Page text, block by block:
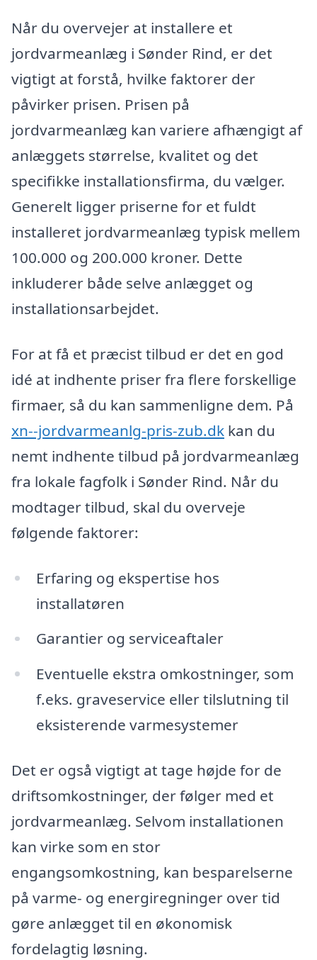
Når du overvejer at installere et
jordvarmeanlæg i Sønder Rind, er det
vigtigt at forstå, hvilke faktorer der
påvirker prisen. Prisen på
jordvarmeanlæg kan variere afhængigt af
anlæggets størrelse, kvalitet og det
specifikke installationsfirma, du vælger.
Generelt ligger priserne for et fuldt
installeret jordvarmeanlæg typisk mellem
100.000 og 200.000 kroner. Dette
inkluderer både selve anlægget og
installationsarbejdet.
For at få et præcist tilbud er det en god
idé at indhente priser fra flere forskellige
firmaer, så du kan sammenligne dem. På
xn--jordvarmeanlg-pris-zub.dk kan du
nemt indhente tilbud på jordvarmeanlæg
fra lokale fagfolk i Sønder Rind. Når du
modtager tilbud, skal du overveje
følgende faktorer:
Erfaring og ekspertise hos
installatøren
Garantier og serviceaftaler
Eventuelle ekstra omkostninger, som
f.eks. graveservice eller tilslutning til
eksisterende varmesystemer
Det er også vigtigt at tage højde for de
driftsomkostninger, der følger med et
jordvarmeanlæg. Selvom installationen
kan virke som en stor
engangsomkostning, kan besparelserne
på varme- og energiregninger over tid
gøre anlægget til en økonomisk
fordelagtig løsning.